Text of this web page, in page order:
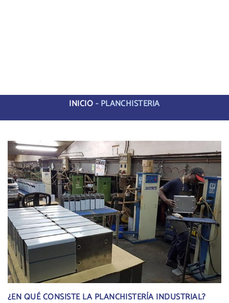
INICIO-PLANCHISTERIA
¿EN QUÉ CONSISTE LA PLANCHISTERÍA INDUSTRIAL?